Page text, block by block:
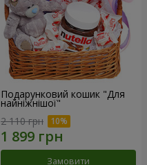
Подарунковий кошик "Для
найніжнішої"
2 110 грн
Замовити